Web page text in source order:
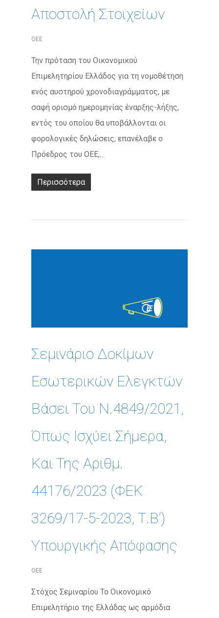
Αποστολή Στοιχείων
ΟΕΕ
Την πρόταση του Οικονομικού
Επιμελητηρίου Ελλάδος για τη νομοθέτηση
ενός αυστηρού χρονοδιαγράμματος, με
σαφή ορισμό ημερομηνίας έναρξης-λήξης,
εντός του οποίου θα υποβάλλονται οι
φορολογικές δηλώσεις, επανέλαβε ο
Πρόεδρος του ΟΕΕ,…
Περισσότερα
Σεμινάριο Δοκίμων
Εσωτερικών Ελεγκτών
Βάσει Του Ν.4849/2021,
Όπως Ισχύει Σήμερα,
Και Της Αριθμ.
44176/2023 (ΦΕΚ
3269/17-5-2023, Τ.Β’)
Υπουργικής Απόφασης
ΟΕΕ
Στόχος Σεμιναρίου Το Οικονομικό
Επιμελητήριο της Ελλάδας ως αρμόδια